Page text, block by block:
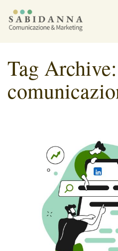
Tag Archive: